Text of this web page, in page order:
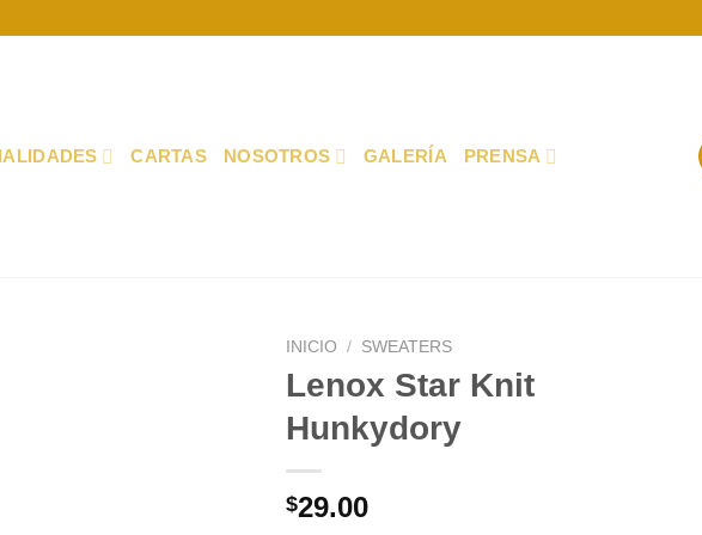
CARTAS NOSOTROS GALERÍA PRENSA
INICIO / SWEATERS
Lenox Star Knit
Hunkydory
$29.00